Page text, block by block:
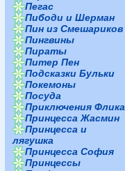
Пегас
Пибоди и Шерман
Пин из Смешариков
Пингвины
Пираты
Питер Пен
Подсказки Бульки
Покемоны
Посуда
Приключения Флика
Принцесса Жасмин
Принцесса и
лягушка
Принцесса София
Принцессы